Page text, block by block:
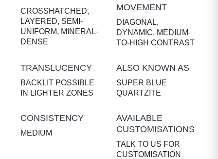
CROSSHATCHED,
LAYERED, SEMI-
UNIFORM, MINERAL-
DENSE
MOVEMENT
DIAGONAL,
DYNAMIC, MEDIUM-
TO-HIGH CONTRAST
TRANSLUCENCY
BACKLIT POSSIBLE
IN LIGHTER ZONES
ALSO KNOWN AS
SUPER BLUE
QUARTZITE
CONSISTENCY
MEDIUM
AVAILABLE
CUSTOMISATIONS
TALK TO US FOR
CUSTOMISATION